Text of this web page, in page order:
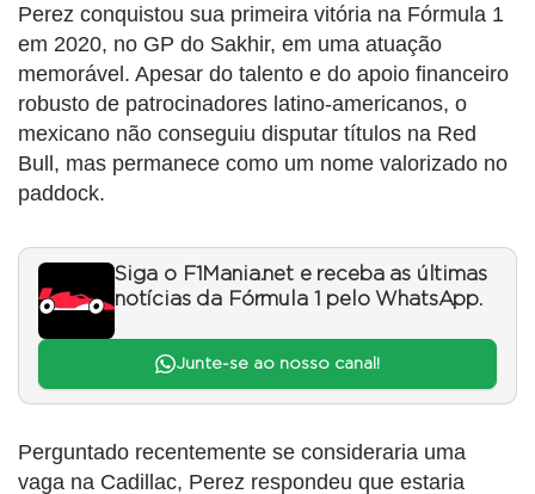
Perez conquistou sua primeira vitória na Fórmula 1
em 2020, no GP do Sakhir, em uma atuação
memorável. Apesar do talento e do apoio financeiro
robusto de patrocinadores latino-americanos, o
mexicano não conseguiu disputar títulos na Red
Bull, mas permanece como um nome valorizado no
paddock.
Siga o F1Mania.net e receba as últimas
notícias da Fórmula 1 pelo WhatsApp.
Junte-se ao nosso canal!
Perguntado recentemente se consideraria uma
vaga na Cadillac, Perez respondeu que estaria